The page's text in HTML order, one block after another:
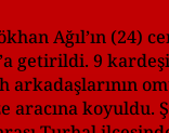
Ağıl’ın (24)
getirildi. 9
arkadaşlarının
aracına koyuldu.